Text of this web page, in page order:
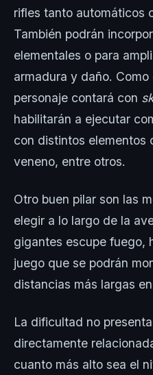
rifles tanto automáticos
También podrán
elementales o para
armadura y daño.
personaje contará con
habilitarán a ejecutar
con distintos elementos
veneno, entre otros.
Otro buen pilar son las
elegir a lo largo de la
gigantes escupe fuego,
juego que se podrán
distancias más largas
La dificultad no
directamente
cuanto más alto sea el